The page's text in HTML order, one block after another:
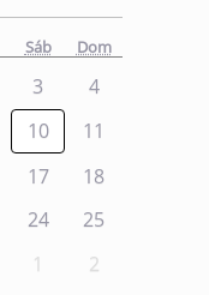
Sáb Dom
3
4
10
11
17
18
24
25
1 2